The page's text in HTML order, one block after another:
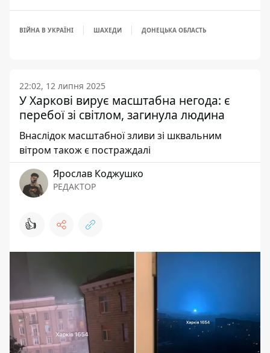
ВІЙНА В УКРАЇНІ ШАХЕДИ ДОНЕЦЬКА ОБЛАСТЬ
22:02, 12 липня 2025
У Харкові вирує масштабна негода: є
перебої зі світлом, загинула людина
Внаслідок масштабної зливи зі шквальним
вітром також є постраждалі
Ярослав Коджушко
РЕДАКТОР
👍